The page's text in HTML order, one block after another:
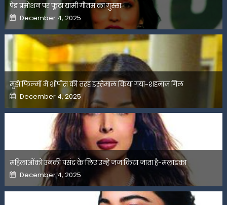
पेड प्रमोशन पर फूटा यामी गौतम का गुस्सा
Posted
on
December 4, 2025
मुझे फिल्मों में शोपीस की तरह इस्तेमाल किया गया-शहनाज गिल
Posted
on
December 4, 2025
महिलाओंको उनकी पसंद के लिए उन्हें जज किया जाता है-मलाइका
Posted
on
December 4, 2025